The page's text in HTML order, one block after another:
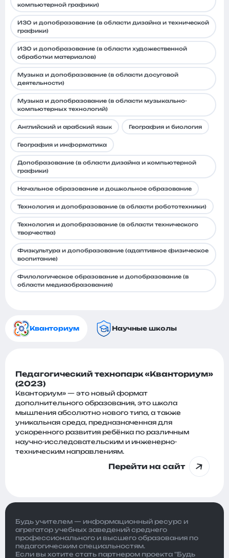
компьютерной графики)
ИЗО и допобразование (в области дизайна и технической
графики)
ИЗО и допобразование (в области художественной
обработки материалов)
Музыка и допобразование (в области досуговой
деятельности)
Музыка и допобразование (в области музыкально-
компьютерных технологий)
Английский и арабский язык География и биология
География и информатика
Допобразование (в области дизайна и компьютерной
графики)
Начальное образование и дошкольное образование
Технология и допобразование (в области робототехники)
Технология и допобразование (в области технического
творчества)
Физкультура и допобразование (адаптивное физическое
воспитание)
Филологическое образование и допобразование (в
области медиаобразования)
Кванториум Научные школы
Педагогический технопарк «Кванториум»
(2023)
Кванториум» — это новый формат
дополнительного образования, это школа
мышления абсолютно нового типа, а также
уникальная среда, предназначенная для
ускоренного развития ребёнка по различным
научно-исследовательским и инженерно-
техническим направлениям.
Перейти на сайт
Будь учителем — информационный ресурс и
агрегатор учебных заведений среднего
профессионального и высшего образования по
педагогическим специальностям.
Если вы хотите стать партнером проекта "Будь